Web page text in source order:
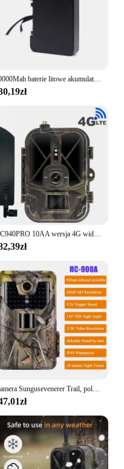
a tool; it's a
securing and
10000Mah baterie litowe akumulatory do Suntekcam Wifi940PROLI HC940PROLI bateria litowa wersja kamera obserwacyjna
HC940PRO 10AA wersja 4G wideo na żywo kamera obserwacyjna bezprzewodowa aplikacja do gier w chmurze wodoodporna kamera IP66
Kamera Sungusevenerer Trail, polowanie na dziką zwierzynę, seria pułapek, HC900A, HC900PRO, HC940PRO-Li dla bezpieczeństwa w domu